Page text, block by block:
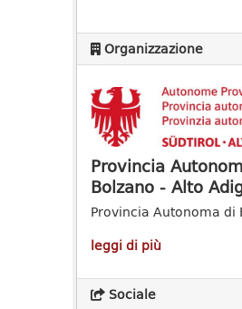
Organizzazione
Provincia
Bolzano - Alto
Provincia Autonoma di
leggi di più
Sociale